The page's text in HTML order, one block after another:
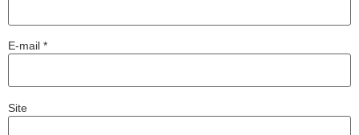
E-mail *
Site